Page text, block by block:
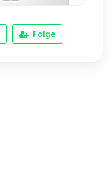
Folge